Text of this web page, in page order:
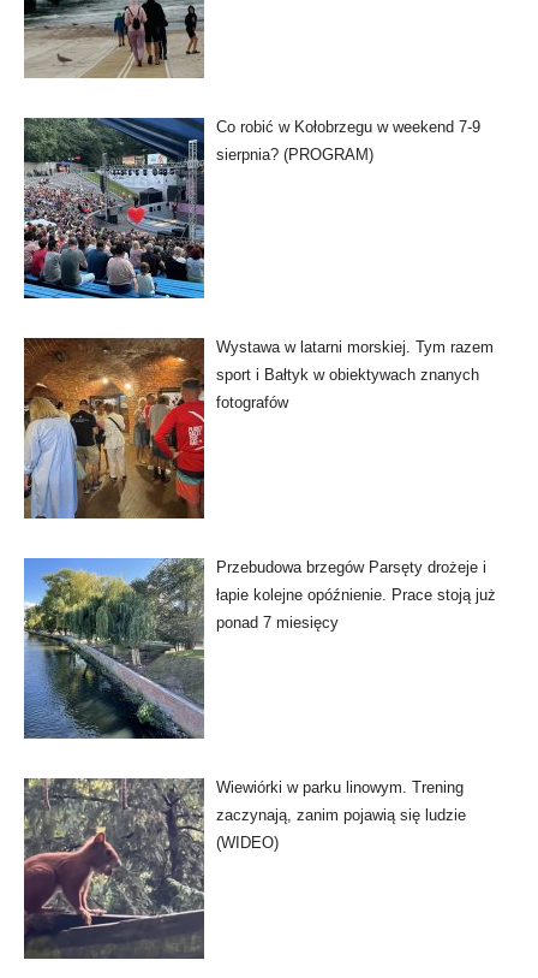
Co robić w Kołobrzegu w weekend 7-9
sierpnia? (PROGRAM)
Wystawa w latarni morskiej. Tym razem
sport i Bałtyk w obiektywach znanych
fotografów
Przebudowa brzegów Parsęty drożeje i
łapie kolejne opóźnienie. Prace stoją już
ponad 7 miesięcy
Wiewiórki w parku linowym. Trening
zaczynają, zanim pojawią się ludzie
(WIDEO)